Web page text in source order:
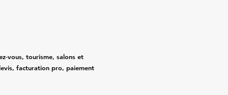
tourisme, salons et
facturation pro, paiement